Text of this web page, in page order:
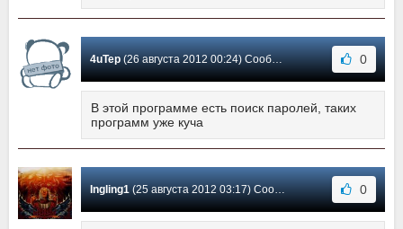
4uTep(26 августа 2012 00:24) Сообщение #6 0
В этой программе есть поиск паролей, таких
программ уже куча
Ingling1(25 августа 2012 03:17) Сообщение #5 0